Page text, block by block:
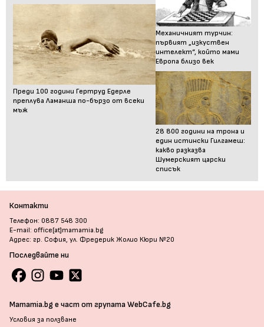
Преди 100 години Гертруд Едерле
преплува Ламанша по-бързо от всеки
мъж
Механичният турчин:
първият „изкуствен
интелект“, който мами
Европа близо век
28 800 години на трона и
един истински Гилгамеш:
какво разказва
Шумерският царски
списък
Контакти
Телефон: 0887 548 300
E-mail: office[at]mamamia.bg
Адрес: гр. София, ул. Фредерик Жолио Кюри №20
Последвайте ни
Mamamia.bg е част от групата WebCafe.bg
Условия за ползване